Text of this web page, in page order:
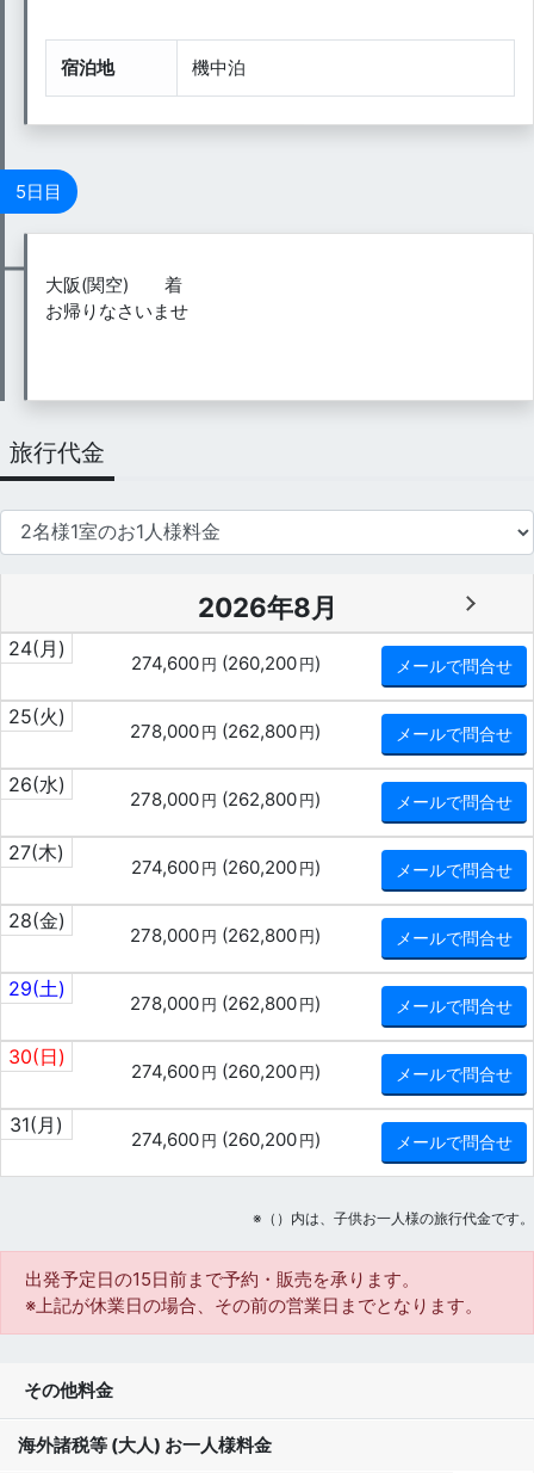
宿泊地 機中泊
5日目
大阪(関空) 着
お帰りなさいませ
旅行代金
2026年8月
24(月)
274,600 円 (260,200 円) メールで問合せ
25(火)
278,000円 (262,800円) メールで問合せ
26(水)
278,000円 (262,800円) メールで問合せ
27(木)
274,600 円 (260,200 円) メールで問合せ
28(金)
278,000円 (262,800円) メールで問合せ
29(土)
278,000円 (262,800円) メールで問合せ
30(日)
274,600 円 (260,200 円) メールで問合せ
31(月)
274,600 円 (260,200 円) メールで問合せ
※（）内は、子供お一人様の旅行代金です。
出発予定日の15日前まで予約・販売を承ります。
※上記が休業日の場合、その前の営業日までとなります。
その他料金
海外諸税等 (大人) お一人様料金